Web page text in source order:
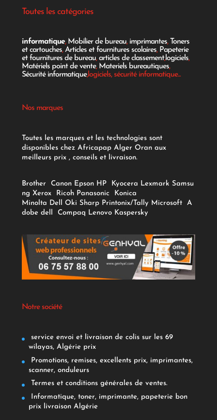
Toutes les catégories
informatique, Mobilier de bureau, imprimantes, Toners
et cartouches,Articles et fournitures scolaires, Papeterie
et fournitures de bureau,articles de classement,logiciels,
Matériels point de vente, Materiels bureautiques,
Sécurité informatique,logiciels, sécurité informatique...
Nos marques
Toutes les marques et les technologies sont
disponibles chez Africapap Alger Oran aux
meilleurs prix , conseils et livraison.
Brother Canon Epson HP Kyocera Lexmark Samsu
ng Xerox Ricoh Panasonic
Konica
Minolta Dell Oki Sharp Printonix/Tally Microsoft
A
dobe dell Compaq Lenovo Kaspersky
Notre société
service envoi et livraison de colis sur les 69
wilayas, Algérie prix
Promotions, remises, excellents prix, imprimantes,
scanner, onduleurs
Termes et conditions générales de ventes.
Informatique, toner, imprimante, papeterie bon
prix livraison Algérie